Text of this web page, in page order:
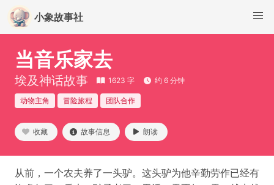
小象故事社
当音乐家去
埃及神话故事 1623 字 约 6 分钟
动物主角 冒险旅程 团队合作
收藏 故事信息 朗读
从前，一个农夫养了一头驴。这头驴为他辛勤劳作已经有